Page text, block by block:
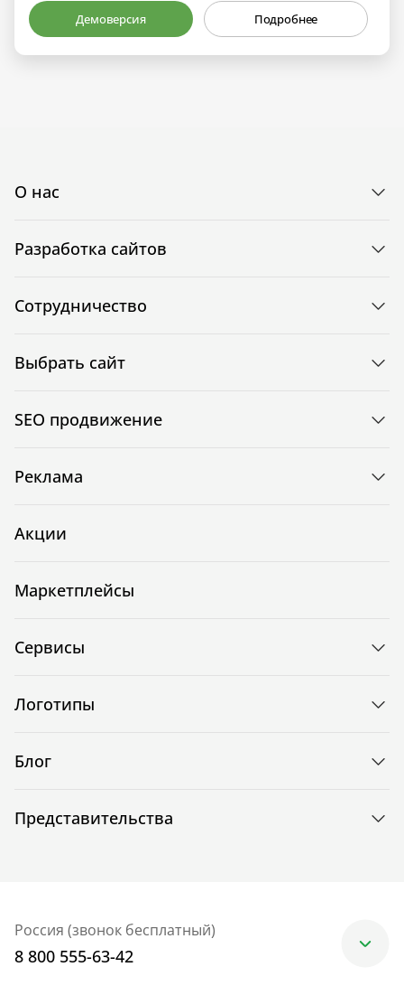
Демоверсия Подробнее
О нас
Разработка сайтов
Сотрудничество
Выбрать сайт
SEO продвижение
Реклама
Акции
Маркетплейсы
Сервисы
Логотипы
Блог
Представительства
Россия (звонок бесплатный)
8 800 555-63-42